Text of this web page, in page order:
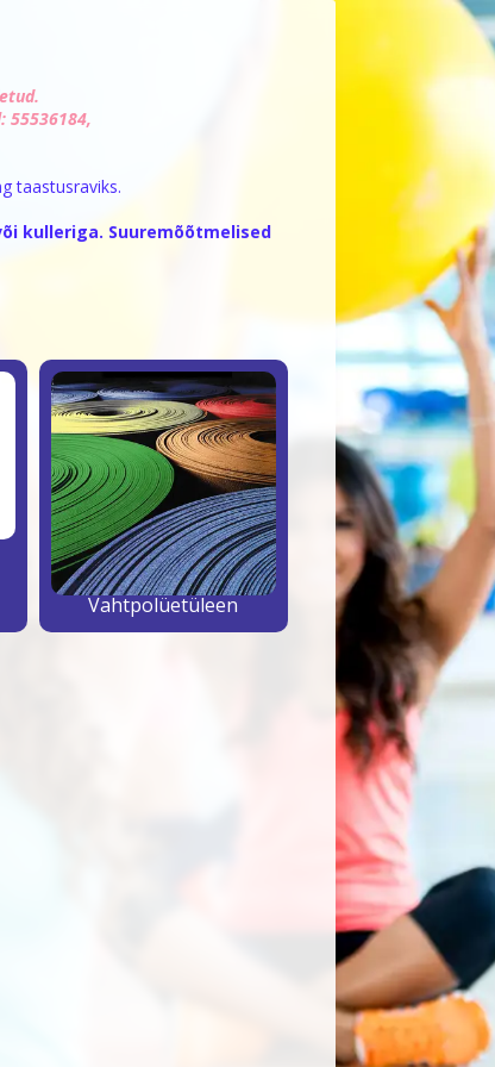
55536184,
taastusraviks.
kulleriga. Suuremõõtmelised
Vahtpolüetüleen